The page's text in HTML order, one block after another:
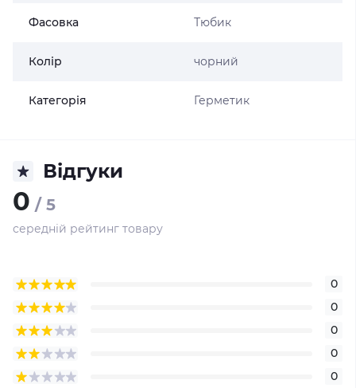
Фасовка Тюбик
Колір чорний
Категорія Герметик
Відгуки
0 / 5
середній рейтинг товару
0
0
0
0
0